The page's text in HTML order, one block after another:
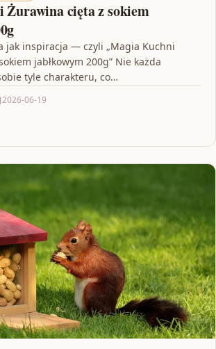
cięta z sokiem
jak inspiracja — czyli „Magia Kuchni
jabłkowym 200g” Nie każda
tyle charakteru, co…
2026-06-19